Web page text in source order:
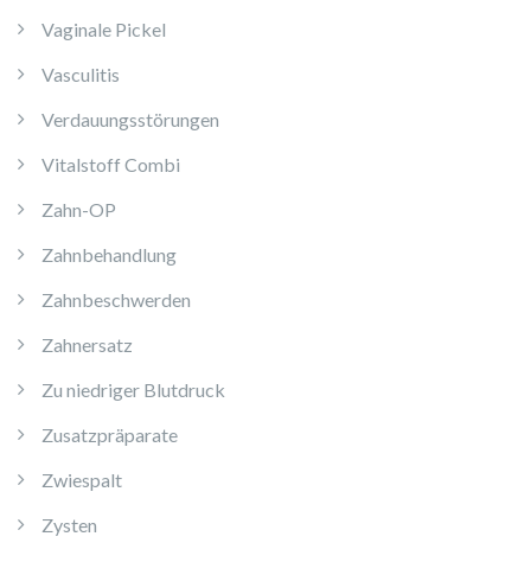
Vaginale Pickel
Vasculitis
Verdauungsstörungen
Vitalstoff Combi
Zahn-OP
Zahnbehandlung
Zahnbeschwerden
Zahnersatz
Zu niedriger Blutdruck
Zusatzpräparate
Zwiespalt
Zysten